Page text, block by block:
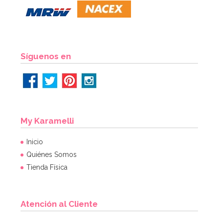
3,49€ 3,35€
Síguenos en
My Karamelli
Inicio
Quiénes Somos
Tienda Física
Atención al Cliente